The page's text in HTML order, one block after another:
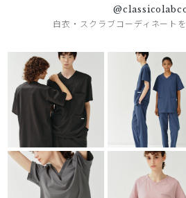
白衣・スクラブコーディネート